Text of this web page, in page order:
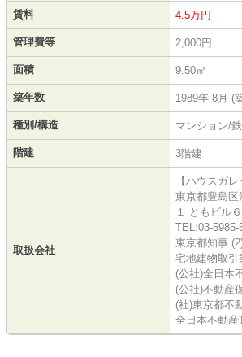
賃料 4.5万円
管理費等 2,000円
面積 9.50㎡
築年数 1989年 8月 (
種別/構造 マンション/
階建 3階建
取扱会社
【ハウスガレ
東京都豊島区
１ ともビル
TEL:03-5985-
東京都知事
宅地建物取引
(公社)全日本
(公社)不動産
(社)東京都不
全日本不動産